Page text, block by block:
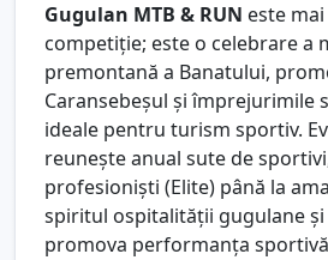
Gugulan MTB & RUN este
competiție; este o celebrare a
premontană a Banatului,
Caransebeșul și împrejurimile
ideale pentru turism sportiv.
reunește anual sute de
profesioniști (Elite) până la
spiritul ospitalității gugulane
promova performanța